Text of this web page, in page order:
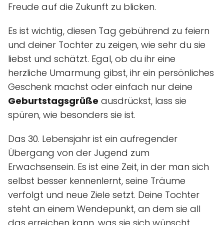
Freude auf die Zukunft zu blicken.
Es ist wichtig, diesen Tag gebührend zu feiern
und deiner Tochter zu zeigen, wie sehr du sie
liebst und schätzt. Egal, ob du ihr eine
herzliche Umarmung gibst, ihr ein persönliches
Geschenk machst oder einfach nur deine
Geburtstagsgrüße ausdrückst, lass sie
spüren, wie besonders sie ist.
Das 30. Lebensjahr ist ein aufregender
Übergang von der Jugend zum
Erwachsensein. Es ist eine Zeit, in der man sich
selbst besser kennenlernt, seine Träume
verfolgt und neue Ziele setzt. Deine Tochter
steht an einem Wendepunkt, an dem sie all